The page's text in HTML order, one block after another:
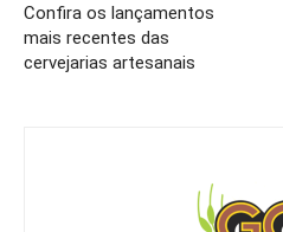
Confira os lançamentos
mais recentes das
cervejarias artesanais